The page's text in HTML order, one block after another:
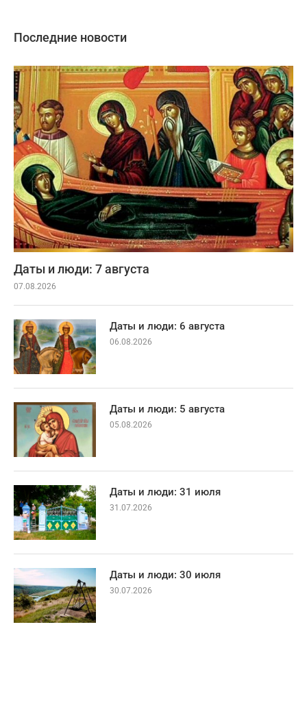
Последние новости
Даты и люди: 7 августа
07.08.2026
Даты и люди: 6 августа
06.08.2026
Даты и люди: 5 августа
05.08.2026
Даты и люди: 31 июля
31.07.2026
Даты и люди: 30 июля
30.07.2026